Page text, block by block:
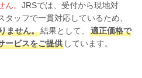
。 JRSでは、受付から現地対
ッフで一貫対応しているため、
ません。結果として、
適正価格で
ービスをご提供しています。